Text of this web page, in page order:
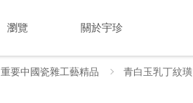
瀏覽 關於宇珍
重要中國瓷雜工藝精品 青白玉乳丁紋璜